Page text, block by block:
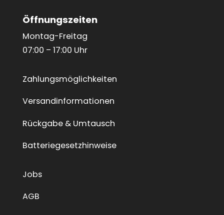
Öffnungszeiten
Montag-Freitag
07:00 – 17:00 Uhr
Zahlungsmöglichkeiten
Versandinformationen
Rückgabe & Umtausch
Batteriegesetzhinweise
Jobs
AGB